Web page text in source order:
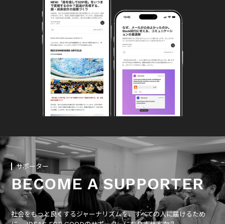
サポーター
BECOME A SUPPORTER
社会をもっと良くするジャーナリズムを、すべての人に届けるため